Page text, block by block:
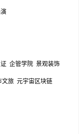
企管学院 景观装饰
文旅 元宇宙区块链